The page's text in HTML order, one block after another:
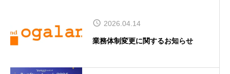
2026.04.14
業務体制変更に関するお知らせ